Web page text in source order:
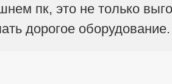
пк, это не только
дорогое оборудование.